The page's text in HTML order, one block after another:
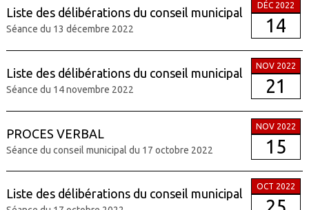
Liste des délibérations du conseil municipal
Séance du 13 décembre 2022
DÉC 2022
14
Liste des délibérations du conseil municipal
Séance du 14 novembre 2022
NOV 2022
21
PROCES VERBAL
Séance du conseil municipal du 17 octobre 2022
NOV 2022
15
Liste des délibérations du conseil municipal
OCT 2022